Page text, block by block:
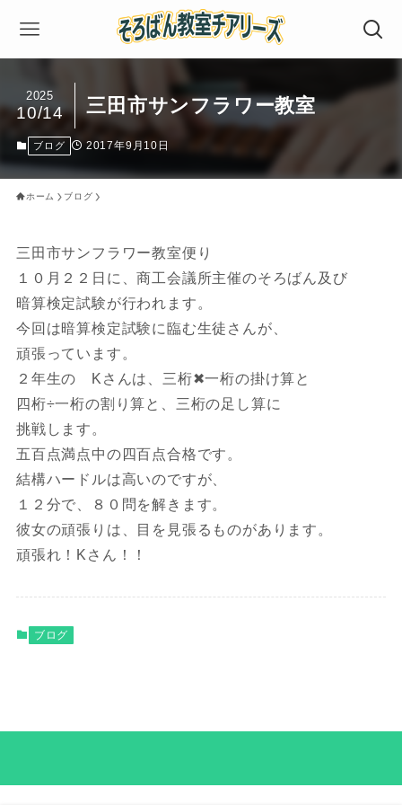
三田市サンフラワー教室
2025
10/14
ブログ 2017年9月10日
ホーム ブログ
三田市サンフラワー教室便り
１０月２２日に、商工会議所主催のそろばん及び
暗算検定試験が行われます。
今回は暗算検定試験に臨む生徒さんが、
頑張っています。
２年生の Kさんは、三桁✖一桁の掛け算と
四桁÷一桁の割り算と、三桁の足し算に
挑戦します。
五百点満点中の四百点合格です。
結構ハードルは高いのですが、
１２分で、８０問を解きます。
彼女の頑張りは、目を見張るものがあります。
頑張れ！Kさん！！
ブログ